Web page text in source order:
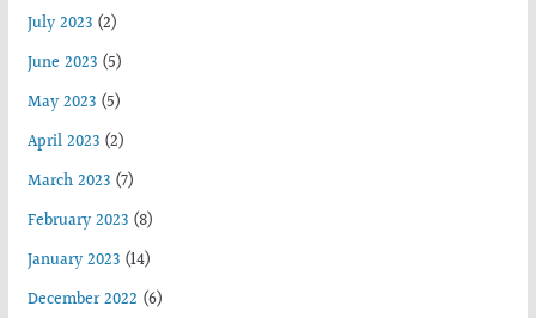
July 2023(2)
June 2023(5)
May 2023(5)
April 2023(2)
March 2023(7)
February 2023(8)
January 2023(14)
December 2022 (6)